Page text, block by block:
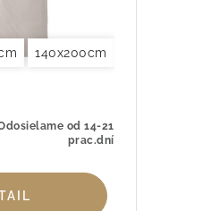
40x40cm Obliečky na
260x240cm
200x200cm
140x200cm
od 14-21
prac.dní